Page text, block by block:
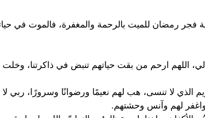
فجر رمضان للميت بالرحمة والمغفرة، فالموت في
ارحم من بقت حياتهم تنبض في ذاكرتنا، وخلت
الذي لا تنسى، هب لهم نعيمًا ورضوانًا وسرورًا، ربي
واغفر لهم وآنس وحشتهم.